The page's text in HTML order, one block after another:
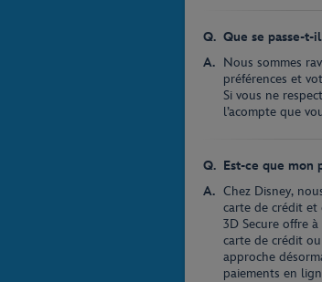
Que se passe-t-
Nous sommes
préférences et
Si vous ne
l’acompte que
Est-ce que mon
Chez Disney,
carte de crédit
3D Secure offre
carte de crédit
approche
paiements en